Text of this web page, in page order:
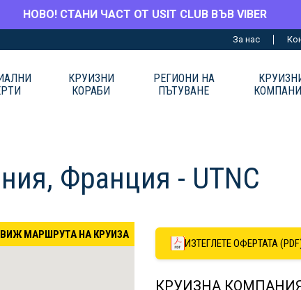
НОВО! СТАНИ ЧАСТ ОТ USIT CLUB ВЪВ VIBER
За нас
КРУИЗНИ
КОРАБИ
РЕГИОНИ НА
ПЪТУВАНЕ
Франция - UTNC
ВИЖ МАРШРУТА НА КРУИЗА
ИЗТЕГЛЕТЕ ОФЕРТАТА
КРУИЗНА